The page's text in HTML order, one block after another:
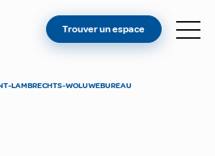
UN ESPACE
Trouver un espace
LAMBRECHTS-WOLUWEBUREAU